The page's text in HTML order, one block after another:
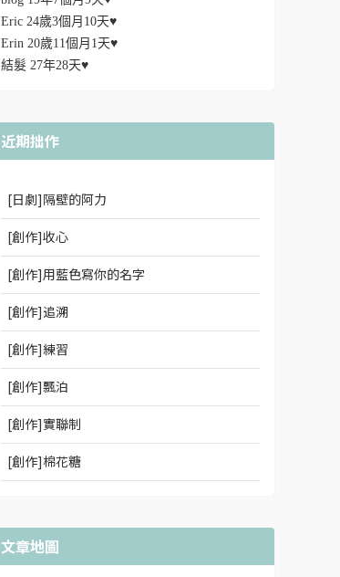
Eric 24歲3個月10天♥
Erin 20歲11個月1天♥
結髮 27年28天♥
近期拙作
[日劇]隔壁的阿力
[創作]收心
[創作]用藍色寫你的名字
[創作]追溯
[創作]練習
[創作]飄泊
[創作]實聯制
[創作]棉花糖
文章地圖